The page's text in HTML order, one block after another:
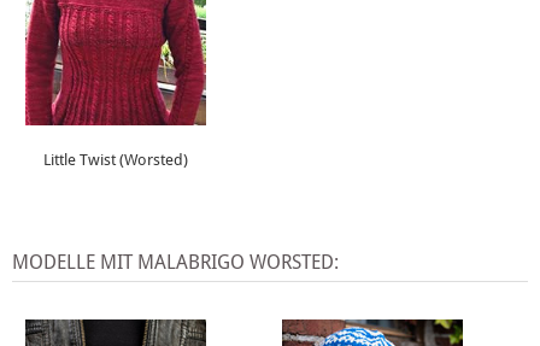
Little Twist (Worsted)
MODELLE MIT MALABRIGO WORSTED: